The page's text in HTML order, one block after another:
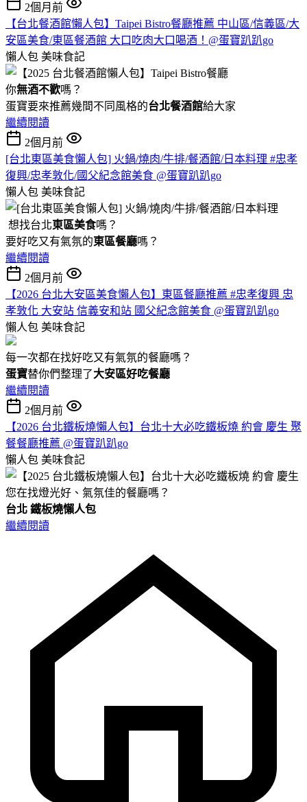
2個月前
【台北餐酒館懶人包】Taipei Bistro餐廳推薦 中山區/信義區/大
安區美食/東區餐酒館 大口吃肉大口喝酒！@蛋寶趴趴go
懶人包 美味食記
你無酒不歡嗎？
蛋寶要來推薦幾間不同風格的台北餐酒館給大家
繼續閱讀
2個月前
[台北東區美食懶人包] 火鍋/燒肉/牛排/餐酒館/日本料理 #忠孝
復興/忠孝敦化/國父紀念館美食 @蛋寶趴趴go
懶人包 美味食記
想找台北東區美食嗎？
要好吃又有氣氛的東區餐廳嗎？
繼續閱讀
2個月前
【2026 台北大安區美食懶人包】東區餐廳推薦 #忠孝復興 忠
孝敦化 大安站 信義安和站 國父紀念館美食 @蛋寶趴趴go
懶人包 美味食記
每一次都在找好吃又有氣氛的餐廳嗎？
蛋寶替你們整理了大安區好吃餐廳
繼續閱讀
2個月前
【2026 台北鐵板燒懶人包】台北十大必吃鐵板燒 約會 慶生 聚
餐餐廳推薦 @蛋寶趴趴go
懶人包 美味食記
您在找燈光好、氣氛佳的餐廳嗎？
台北 鐵板燒懶人包
繼續閱讀